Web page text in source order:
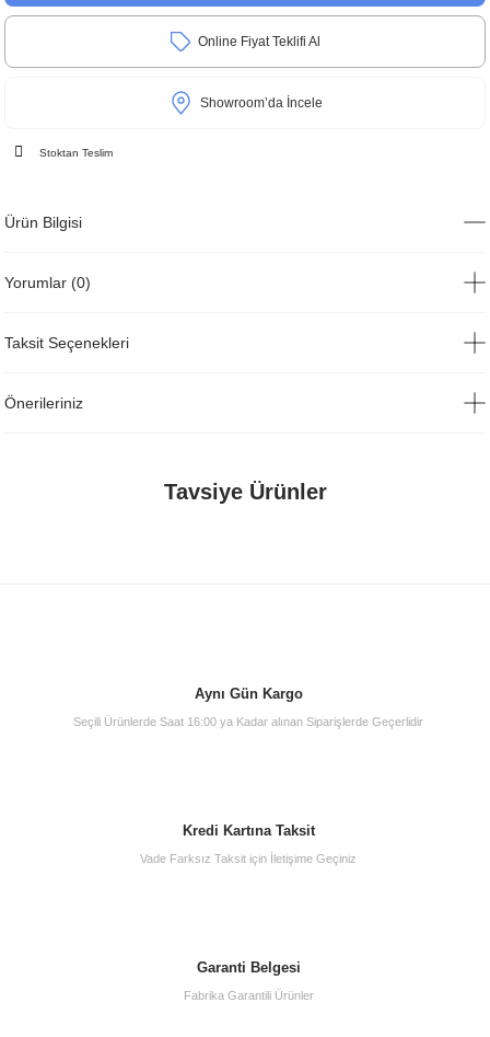
Online Fiyat Teklifi Al
Showroom’da İncele
Stoktan Teslim
Ürün Bilgisi
Yorumlar (0)
Taksit Seçenekleri
Önerileriniz
Tavsiye Ürünler
Vitra 62153 Valarte Lavabo Dolabı 80 Cm Lavabolu Mat Beyaz Kapaklı
Aynı Gün Kargo
Seçili Ürünlerde Saat 16:00 ya Kadar alınan Siparişlerde Geçerlidir
Kredi Kartına Taksit
Vade Farksız Taksit için İletişime Geçiniz
Garanti Belgesi
Fabrika Garantili Ürünler